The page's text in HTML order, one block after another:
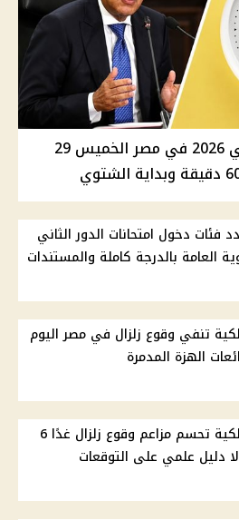
انتهاء التوقيت الصيفي 2026 في مصر الخميس 29
فئات دخول امتحانات الدور الثاني
العامة بالدرجة كاملة والمستندات
تنفي وقوع زلزال في مصر اليوم
الهزة المدمرة
البحوث الفلكية تحسم مزاعم وقوع زلزال غدًا 6
علمي على التوقعات